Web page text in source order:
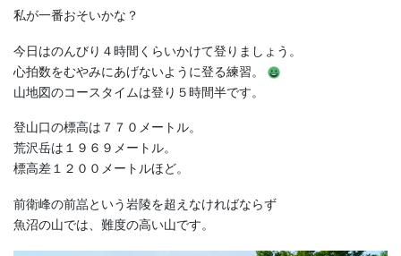
私が一番おそいかな？
今日はのんびり４時間くらいかけて登りましょう。
心拍数をむやみにあげないように登る練習。
山地図のコースタイムは登り５時間半です。
登山口の標高は７７０メートル。
荒沢岳は１９６９メートル。
標高差１２００メートルほど。
前衛峰の前嵓という岩陵を超えなければならず
魚沼の山では、難度の高い山です。